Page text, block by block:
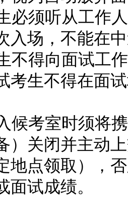
必须听从工作
入场，不能在
不得向面试工
考生不得在面
候考室时须将
）关闭并主动
地点领取），
面试成绩。